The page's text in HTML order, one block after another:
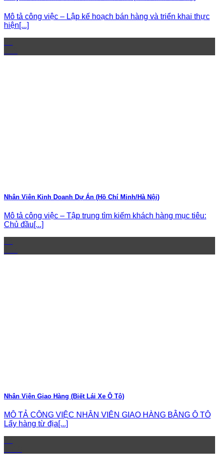
Mô tả công việc – Lập kế hoạch bán hàng và triển khai thực
hiện[...]
Nhân Viên Kinh Doanh Dự Án (Hồ Chí Minh/Hà Nội)
Mô tả công việc – Tập trung tìm kiếm khách hàng mục tiêu:
Chủ đầu[...]
Nhân Viên Giao Hàng (Biết Lái Xe Ô Tô)
MÔ TẢ CÔNG VIỆC NHÂN VIÊN GIAO HÀNG BẰNG Ô TÔ
Lấy hàng từ địa[...]